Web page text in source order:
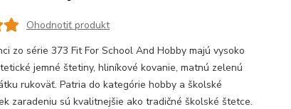
Ohodnotiť produkt
zo série 373 Fit For School And Hobby majú vysoko
jemné štetiny, hliníkové kovanie, matnú zelenú
rukoväť. Patria do kategórie hobby a školské
zaradeniu sú kvalitnejšie ako tradičné školské štetce.